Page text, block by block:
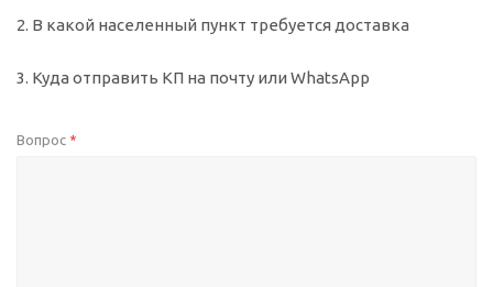
2. В какой населенный пункт требуется доставка
3. Куда отправить КП на почту или WhatsApp
Вопрос *